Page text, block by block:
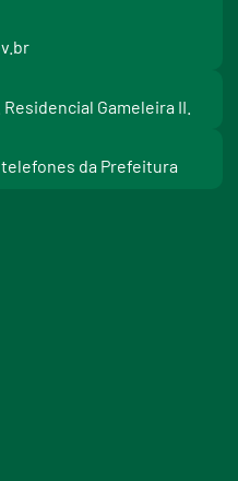
Residencial Gameleira II.
da Prefeitura